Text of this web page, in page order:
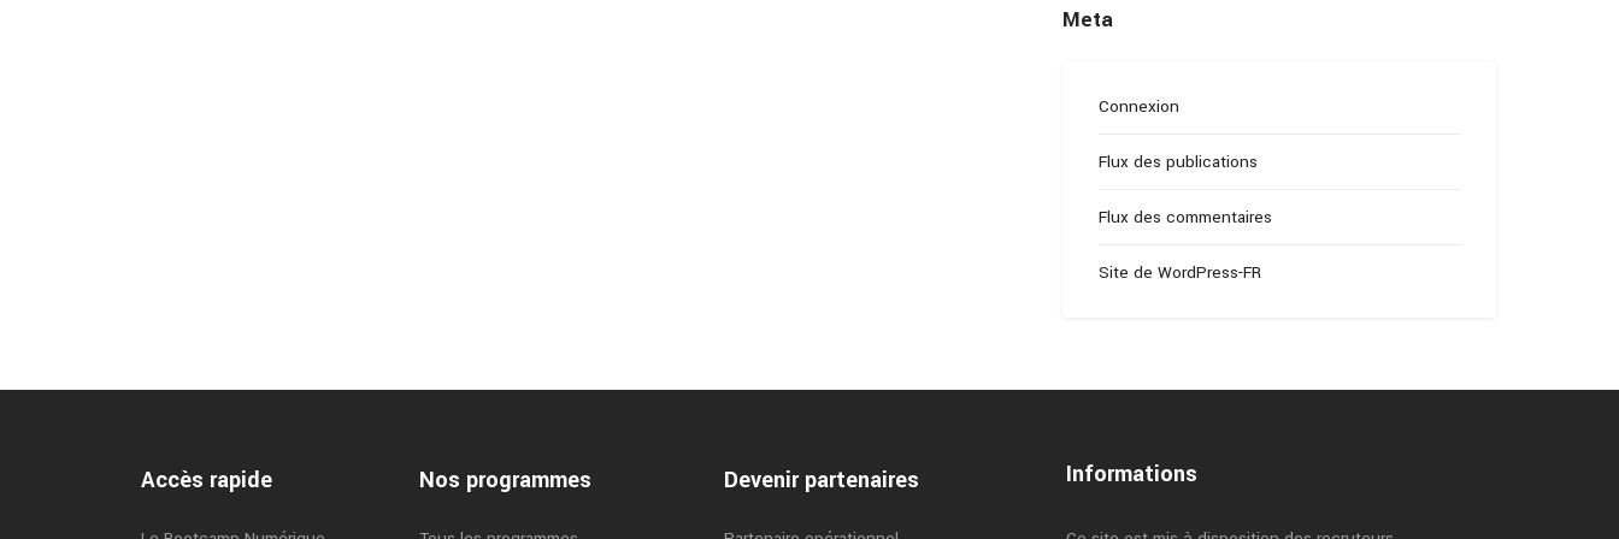
Meta
Connexion
Flux des publications
Flux des commentaires
Site de WordPress-FR
Accès rapide Nos programmes Devenir partenaires Informations